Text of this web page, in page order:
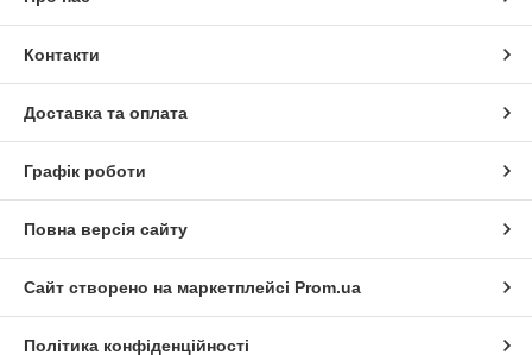
Контакти
Доставка та оплата
Графік роботи
Повна версія сайту
Сайт створено на маркетплейсі Prom.ua
Політика конфіденційності